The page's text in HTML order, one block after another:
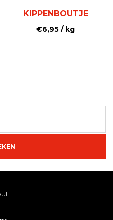
KIPPENBOUTJE
€6,95 / kg